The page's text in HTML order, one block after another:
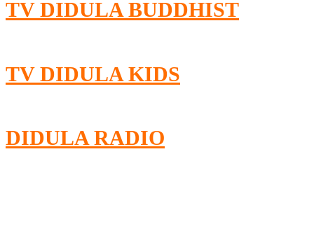
TV DIDULA BUDDHIST​
TV DIDULA KIDS
DIDULA RADIO